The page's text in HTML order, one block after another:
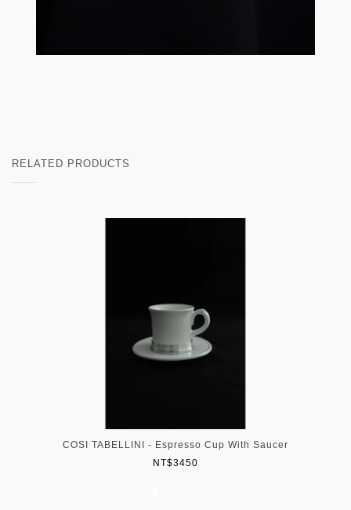
RELATED PRODUCTS
COSI TABELLINI - Espresso Cup With Saucer
NT$3450